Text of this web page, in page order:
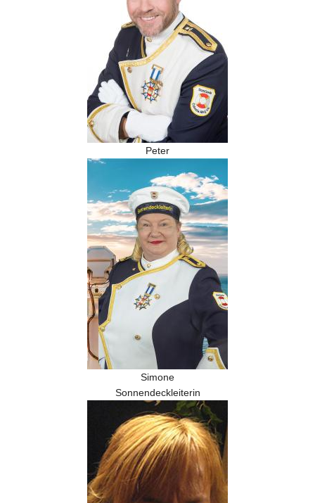
Peter
Simone
Sonnendeckleiterin